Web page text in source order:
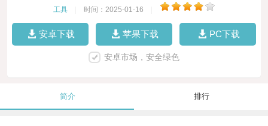
工具 时间：2025-01-16
安卓下载 苹果下载 PC下载
安卓市场，安全绿色
简介 排行